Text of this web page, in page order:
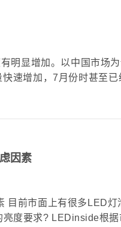
明显增加。以中国市场
速增加，7月份时甚至
因素
目前市面上有很多LED
度要求? LEDinside根